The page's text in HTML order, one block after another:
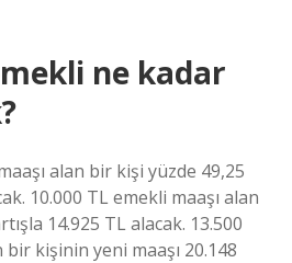
ne kadar
alan bir kişi yüzde 49,25
10.000 TL emekli maaşı alan
14.925 TL alacak. 13.500
bir kişinin yeni maaşı 20.148